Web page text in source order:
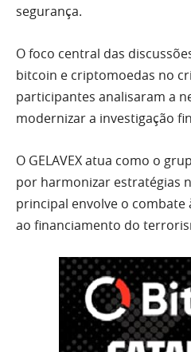
segurança.
O foco central das
bitcoin e criptomoedas no
participantes analisaram a
modernizar a investigação
O GELAVEX atua como o
por harmonizar estratégias
principal envolve o combate
ao financiamento do